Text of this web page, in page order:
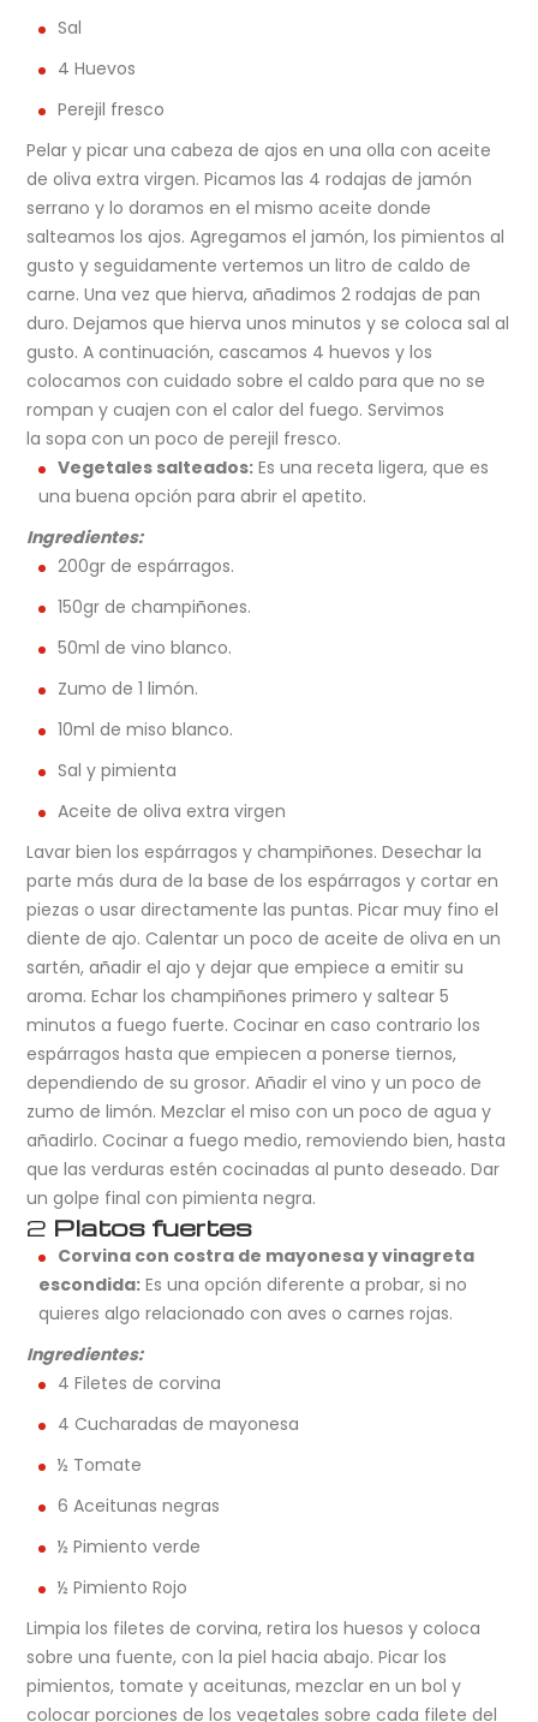
Sal
4 Huevos
Perejil fresco
Pelar y picar una cabeza de ajos en una olla con aceite
de oliva extra virgen. Picamos las 4 rodajas de jamón
serrano y lo doramos en el mismo aceite donde
salteamos los ajos. Agregamos el jamón, los pimientos al
gusto y seguidamente vertemos un litro de caldo de
carne. Una vez que hierva, añadimos 2 rodajas de pan
duro. Dejamos que hierva unos minutos y se coloca sal al
gusto. A continuación, cascamos 4 huevos y los
colocamos con cuidado sobre el caldo para que no se
rompan y cuajen con el calor del fuego. Servimos
la sopa con un poco de perejil fresco.
Vegetales salteados: Es una receta ligera, que es
una buena opción para abrir el apetito.
Ingredientes:
200gr de espárragos.
150gr de champiñones.
50ml de vino blanco.
Zumo de 1 limón.
10ml de miso blanco.
Sal y pimienta
Aceite de oliva extra virgen
Lavar bien los espárragos y champiñones. Desechar la
parte más dura de la base de los espárragos y cortar en
piezas o usar directamente las puntas. Picar muy fino el
diente de ajo. Calentar un poco de aceite de oliva en un
sartén, añadir el ajo y dejar que empiece a emitir su
aroma. Echar los champiñones primero y saltear 5
minutos a fuego fuerte. Cocinar en caso contrario los
espárragos hasta que empiecen a ponerse tiernos,
dependiendo de su grosor. Añadir el vino y un poco de
zumo de limón. Mezclar el miso con un poco de agua y
añadirlo. Cocinar a fuego medio, removiendo bien, hasta
que las verduras estén cocinadas al punto deseado. Dar
un golpe final con pimienta negra.
2 Platos fuertes
Corvina con costra de mayonesa y vinagreta
escondida: Es una opción diferente a probar, si no
quieres algo relacionado con aves o carnes rojas.
Ingredientes:
4 Filetes de corvina
4 Cucharadas de mayonesa
½ Tomate
6 Aceitunas negras
½ Pimiento verde
½ Pimiento Rojo
Limpia los filetes de corvina, retira los huesos y coloca
sobre una fuente, con la piel hacia abajo. Picar los
pimientos, tomate y aceitunas, mezclar en un bol y
colocar porciones de los vegetales sobre cada filete del